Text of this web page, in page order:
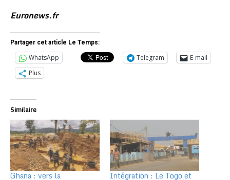
Euronews.fr
Partager cet article Le Temps:
WhatsApp Telegram
E-mail
Plus
Similaire
Ghana : vers la
Intégration : Le Togo et